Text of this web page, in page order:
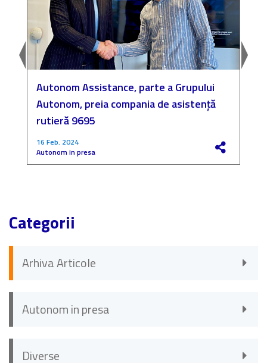
Autonom Assistance, parte a Grupului
Autonom, preia compania de asistență
rutieră 9695
16 Feb. 2024
Autonom in presa
Categorii
Arhiva Articole
Autonom in presa
Diverse